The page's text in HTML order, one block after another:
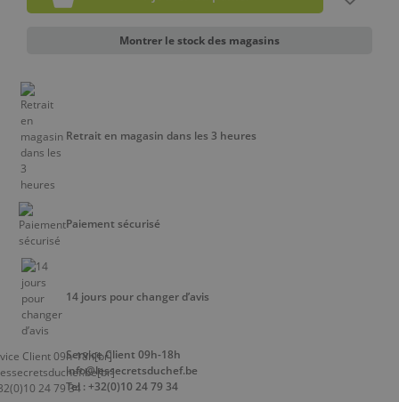
Montrer le stock des magasins
Retrait en magasin dans les 3 heures
Paiement sécurisé
14 jours pour changer d’avis
Service Client 09h-18h
info@lessecretsduchef.be
Tel : +32(0)10 24 79 34